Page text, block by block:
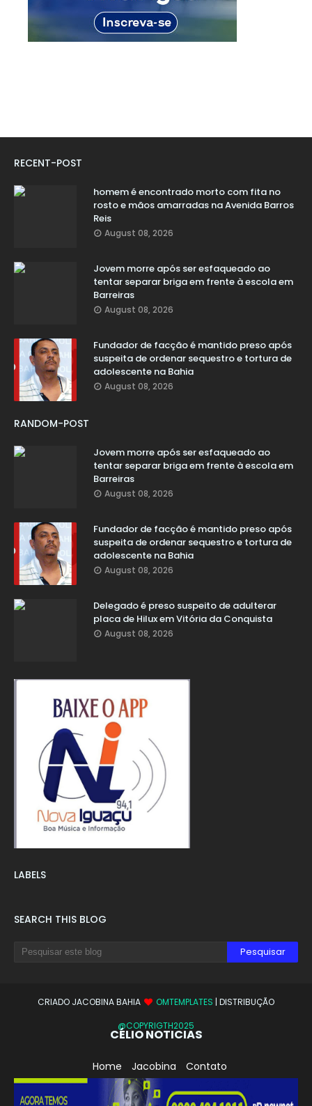
RECENT-POST
homem é encontrado morto com fita no
rosto e mãos amarradas na Avenida Barros
Reis
August 08, 2026
Jovem morre após ser esfaqueado ao
tentar separar briga em frente à escola em
Barreiras
August 08, 2026
Fundador de facção é mantido preso após
suspeita de ordenar sequestro e tortura de
adolescente na Bahia
August 08, 2026
RANDOM-POST
Jovem morre após ser esfaqueado ao
tentar separar briga em frente à escola em
Barreiras
August 08, 2026
Fundador de facção é mantido preso após
suspeita de ordenar sequestro e tortura de
adolescente na Bahia
August 08, 2026
Delegado é preso suspeito de adulterar
placa de Hilux em Vitória da Conquista
August 08, 2026
LABELS
SEARCH THIS BLOG
CRIADO JACOBINA BAHIA OMTEMPLATES | DISTRIBUÇÃO
@COPYRIGTH2025
CÉLIO NOTICIAS
Home Jacobina Contato